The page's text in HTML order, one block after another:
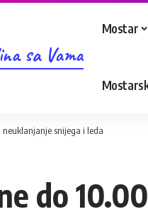
sa Vama
Mostar
neuklanjanje snijega i leda
do